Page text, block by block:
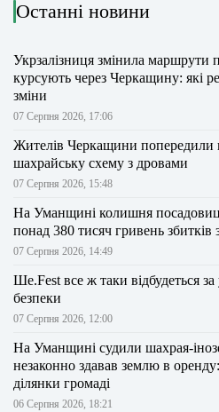
Останні новини
Укрзалізниця змінила маршрути
курсують через Черкащину: які
зміни
07 Серпня 2026, 17:06
Жителів Черкащини попередили
шахрайську схему з дровами
07 Серпня 2026, 15:48
На Уманщині колишня
понад 380 тисяч гривень збитків
07 Серпня 2026, 14:49
Ше.Fest все ж таки відбудеться
безпеки
07 Серпня 2026, 12:00
На Уманщині судили шахрая-
незаконно здавав землю в
ділянки громаді
06 Серпня 2026, 18:21